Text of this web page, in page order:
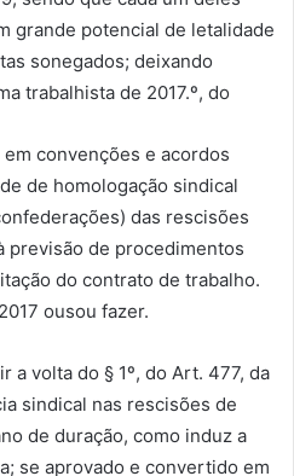
grande potencial de letalidade
sonegados; deixando
trabalhista de 2017.º, do
em convenções e acordos
de homologação sindical
das rescisões
previsão de procedimentos
do contrato de trabalho.
ousou fazer.
a volta do § 1º, do Art. 477, da
sindical nas rescisões de
de duração, como induz a
se aprovado e convertido em